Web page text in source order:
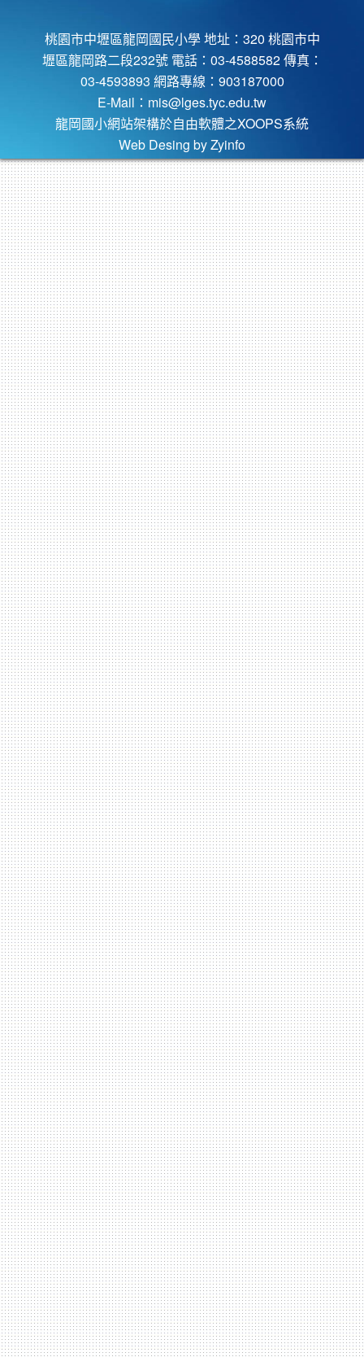
桃園市中壢區龍岡國民小學 地址：320 桃園市中
壢區龍岡路二段232號 電話：03-4588582 傳真：
03-4593893 網路專線：903187000
E-Mail： mis@lges.tyc.edu.tw
龍岡國小網站架構於自由軟體之XOOPS系統
Web Desing by Zyinfo